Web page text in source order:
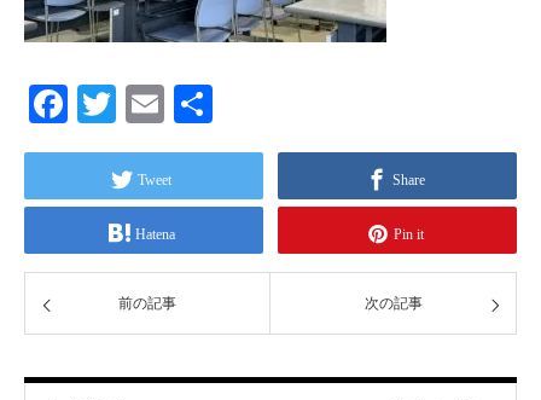
Facebook
Twitter
Email
有
Tweet Share
Hatena Pin it
前の記事 次の記事